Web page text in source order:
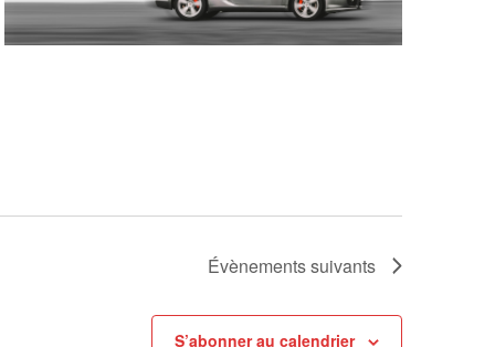
Évènementssuivants
S’abonner au calendrier